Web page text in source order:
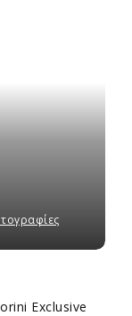
Exclusive